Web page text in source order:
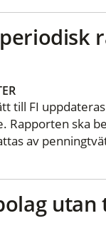
till FI
ska
av